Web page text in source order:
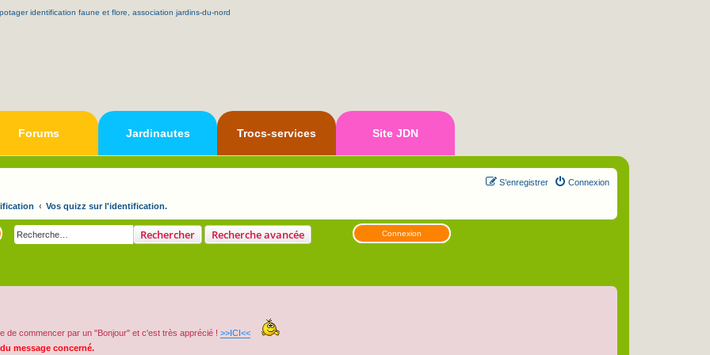
Forums Jardinautes Trocs-services Site JDN
Connexion
S’enregistrer
Vos quizz sur l'identification.
Rechercher Recherche avancée Connexion
de commencer par un "Bonjour" et c'est très apprécié ! >>ICI<<
message concerné.